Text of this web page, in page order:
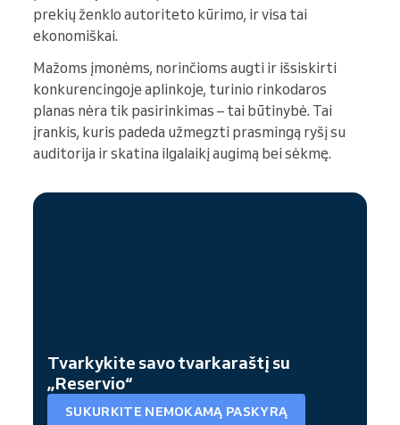
prekių ženklo autoriteto kūrimo, ir visa tai
ekonomiškai.
Mažoms įmonėms, norinčioms augti ir išsiskirti
konkurencingoje aplinkoje, turinio rinkodaros
planas nėra tik pasirinkimas – tai būtinybė. Tai
įrankis, kuris padeda užmegzti prasmingą ryšį su
auditorija ir skatina ilgalaikį augimą bei sėkmę.
Tvarkykite savo tvarkaraštį su
„Reservio“
SUKURKITE NEMOKAMĄ PASKYRĄ